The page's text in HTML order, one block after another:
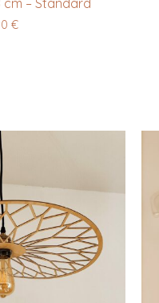
cm – Standard
€